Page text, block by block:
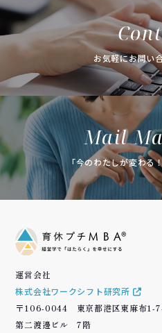
お気軽にお問い
Mail
「今のわたしが変わる
運営会社
株式会社ワークシフト研究所
〒106-0044 東京都港区東麻布1-
第二渡邊ビル 7階